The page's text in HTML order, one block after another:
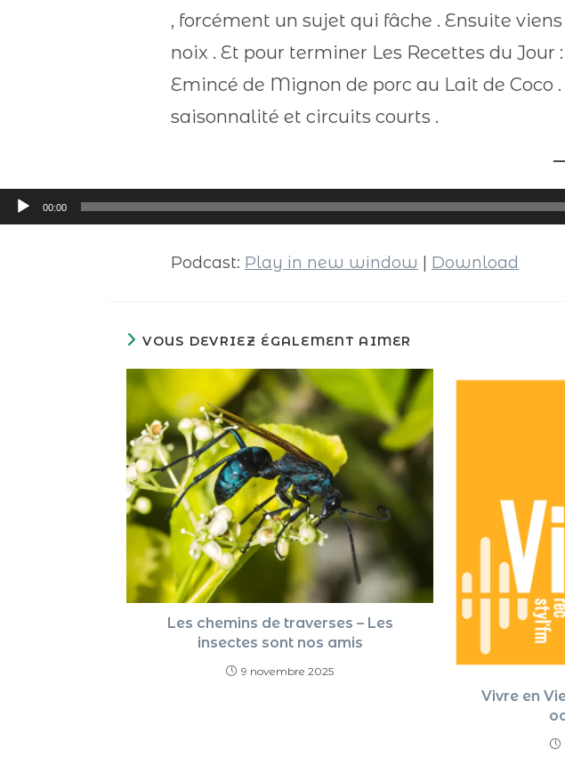
, forcément un sujet qui fâche . Ensuite
noix . Et pour terminer Les Recettes du
Emincé de Mignon de porc au Lait de Coco
saisonnalité et circuits courts .
Lecteur
audio
00:00
Podcast: Play in new window Download
VOUS DEVRIEZ ÉGALEMENT AIMER
Les chemins de traverses – Les
insectes sont nos amis
9 novembre 2025
Vivre en